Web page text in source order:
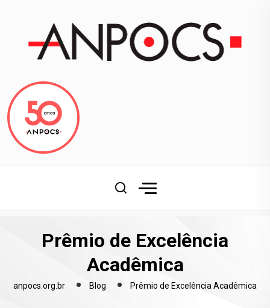
Prêmio de Excelência
Acadêmica
anpocs.org.br Blog Prêmio de Excelência Acadêmica